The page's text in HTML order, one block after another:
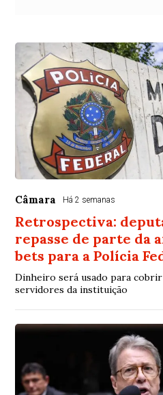
Câmara Há 2 semanas
Retrospectiva:
repasse de parte da
bets para a Polícia
Dinheiro será usado para
servidores da instituição